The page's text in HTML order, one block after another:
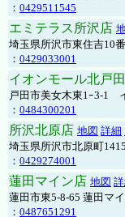
： 0429511545
エミテラス所沢店
埼玉県所沢市東住吉10
： 0429033001
イオンモール北戸
戸田市美女木東1ｰ3‐1
： 0484300201
所沢北原店 地図 詳細
埼玉県所沢市北原町
： 0429274001
蓮田マイン店 地図
蓮田市東5-8-65 蓮田マ
： 0487651291